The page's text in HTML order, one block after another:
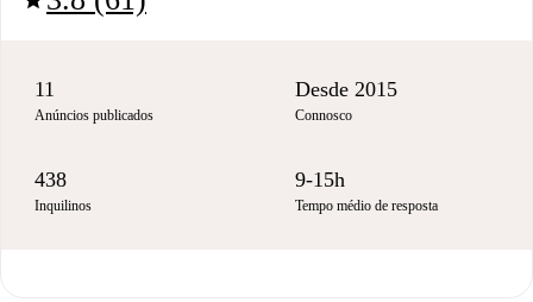
11
Anúncios publicados
Desde 2015
Connosco
438
Inquilinos
9-15h
Tempo médio de resposta